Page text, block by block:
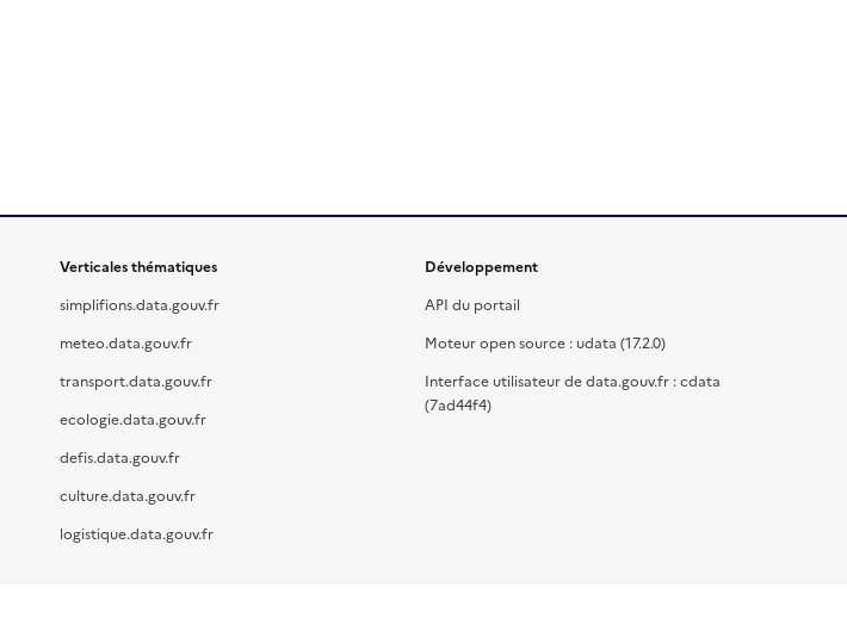
Verticales thématiques
simplifions.data.gouv.fr
meteo.data.gouv.fr
transport.data.gouv.fr
ecologie.data.gouv.fr
defis.data.gouv.fr
culture.data.gouv.fr
logistique.data.gouv.fr
Développement
API du portail
Moteur open source : udata (17.2.0)
Interface utilisateur de data.gouv.fr : cdata
(7ad44f4)